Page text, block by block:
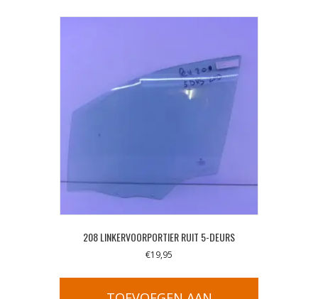
208 LINKERVOORPORTIER RUIT 5-DEURS
€19,95